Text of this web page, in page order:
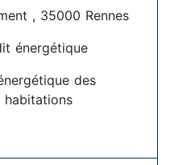
, 35000 Rennes
énergétique
des